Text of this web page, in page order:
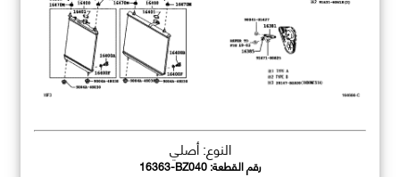
النوع: أصلي
رقم القطعة:16363-BZ040